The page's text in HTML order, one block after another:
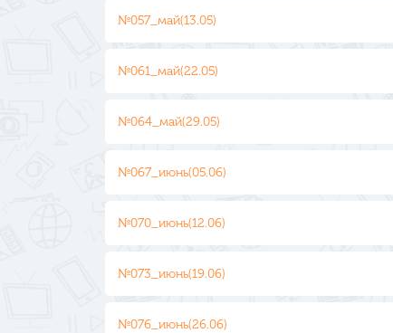
№057_май(13.05)
№061_май(22.05)
№064_май(29.05)
№067_июнь(05.06)
№070_июнь(12.06)
№073_июнь(19.06)
№076_июнь(26.06)